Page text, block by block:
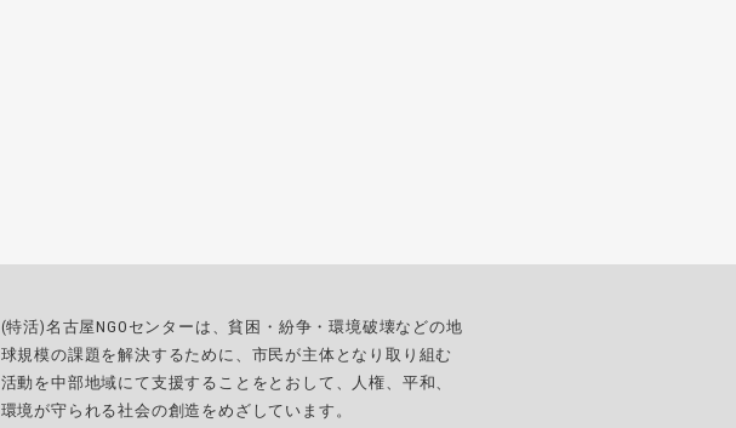
(特活)名古屋NGOセンターは、貧困・紛争・環境破壊などの地
球規模の課題を解決するために、市民が主体となり取り組む
活動を中部地域にて支援することをとおして、人権、平和、
環境が守られる社会の創造をめざしています。